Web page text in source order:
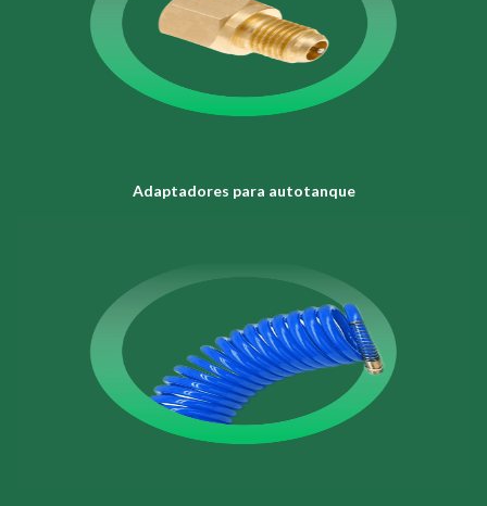
Adaptadores para autotanque